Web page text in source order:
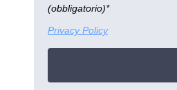
(obbligatorio)*
Privacy Policy